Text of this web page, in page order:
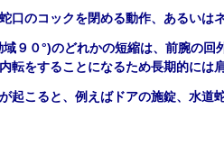
口のコックを閉める動作、あるいは
域９０°)のどれかの短縮は、前腕の回
転をすることになるため長期的には
起こると、例えばドアの施錠、水